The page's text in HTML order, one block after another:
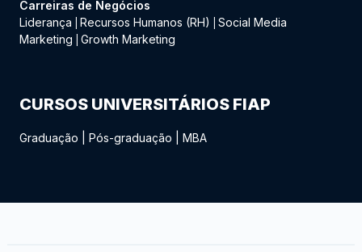
Carreiras de Negócios
Liderança
Recursos Humanos (RH)
Social Media
Marketing
Growth Marketing
CURSOS UNIVERSITÁRIOS FIAP
Graduação Pós-graduação MBA